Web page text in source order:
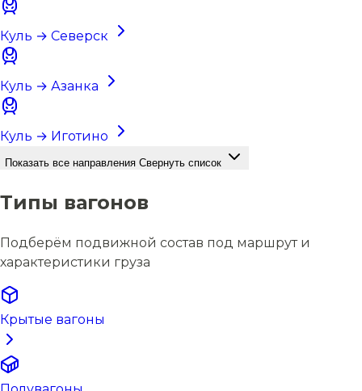
Куль → Северск
Куль → Азанка
Куль → Иготино
Показать все направления Свернуть список
Типы вагонов
Подберём подвижной состав под маршрут и
характеристики груза
Крытые вагоны